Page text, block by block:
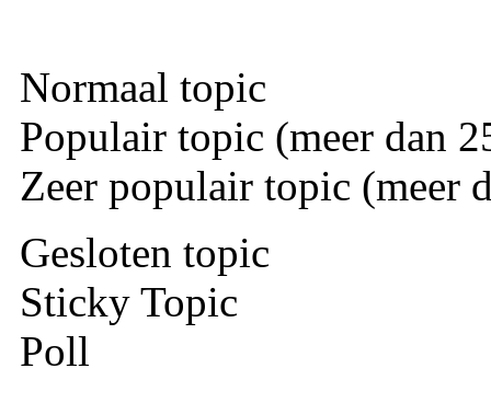
Normaal topic
Populair topic (meer dan
Zeer populair topic (meer
Gesloten topic
Sticky Topic
Poll